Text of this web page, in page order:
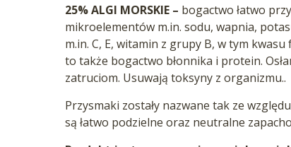
25% ALGI MORSKIE – bogactwo łatwo
mikroelementów m.in. sodu, wapnia,
m.in. C, E, witamin z grupy B, w tym
to także bogactwo błonnika i protein.
zatruciom. Usuwają toksyny z organizmu..
Przysmaki zostały nazwane tak ze
są łatwo podzielne oraz neutralne